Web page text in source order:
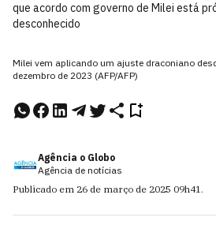
que acordo com governo de Milei está
desconhecido
Milei vem aplicando um ajuste draconiano
dezembro de 2023 (AFP/AFP)
Agência o Globo
Agência de notícias
Publicado em 26 de março de 2025 09h41.